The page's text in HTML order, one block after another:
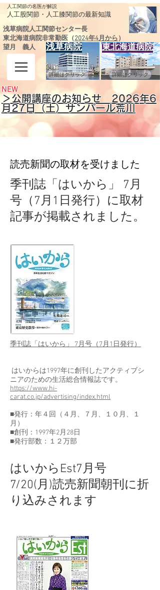
人工関節の名医が解説
​人工股関節・人工膝関節の最新知識
浅草病院人工関節センター長
東北海道病院非常勤医（2024年4月から）
望月 義人浅草病院 東北海道病院
詳細はクリック 詳細はクリック
NEW
＞公開講座のお知らせ 2026年6
月27日（土）サンパール荒川
読売新聞の取材を受けました
季刊誌「はいから」 7月
号（7月1日発行）に取材
記事が掲載されました。
季刊誌「はいから」 7月号（7月1日発行）
はいからは1997年に創刊したアクティブシ
ニアのための生活総合情報誌です。
https://www.hi-
carat.co.jp/advertising/index.html
■発行：年４回（４月、７月、１０月、１
月）
■創刊：1997年2月28日
■発行部数：１２万部
はいからEst7月号
7/20(月)読売新聞朝刊に折
り込みされます